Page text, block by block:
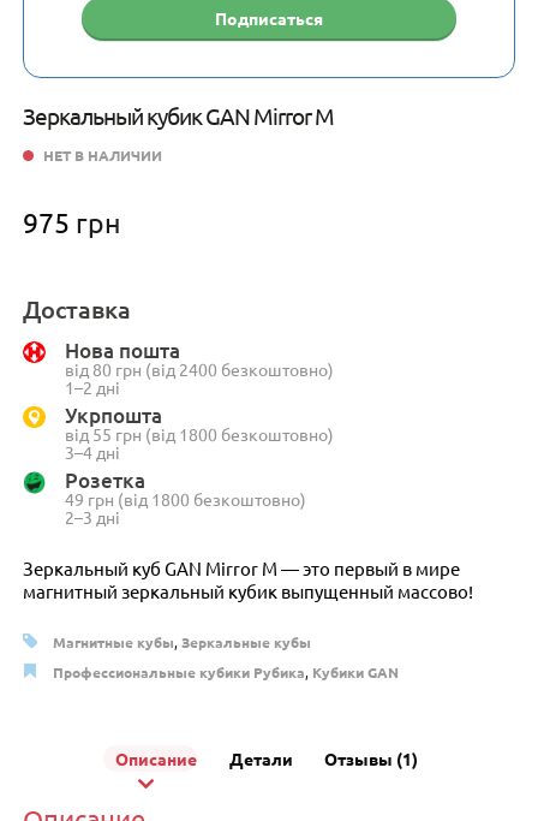
Зеркальный кубик GAN Mirror M
975 грн
Зеркальный куб GAN Mirror M — это первый в мире
магнитный зеркальный кубик выпущенный массово!
НЕТ В НАЛИЧИИ
Доставка
Нова пошта
від 80 грн (від 2400 безкоштовно)
1–2 дні
Укрпошта
від 55 грн (від 1800 безкоштовно)
3–4 дні
Розетка
49 грн (від 1800 безкоштовно)
2–3 дні
Магнитные кубы,Зеркальные кубы
Профессиональные кубики Рубика, Кубики GAN
Описание Детали Отзывы (1)